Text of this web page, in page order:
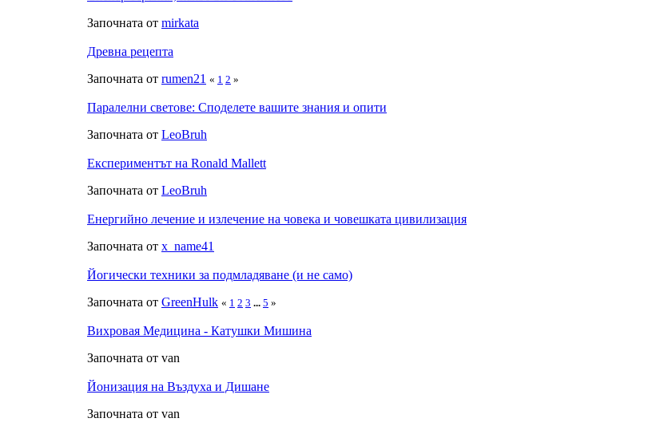
Започната от mirkata
Древна рецепта
Започната от rumen21 « 1 2 »
Паралелни светове: Споделете вашите знания и опити
Започната от LeoBruh
Експериментът на Ronald Mallett
Започната от LeoBruh
Енергийно лечение и излечение на човека и човешката цивилизация
Започната от x_name41
Йогически техники за подмладяване (и не само)
Започната от GreenHulk « 1 2 3 ... 5 »
Вихровая Медицина - Катушки Мишина
Започната от van
Йонизация на Въздуха и Дишане
Започната от van